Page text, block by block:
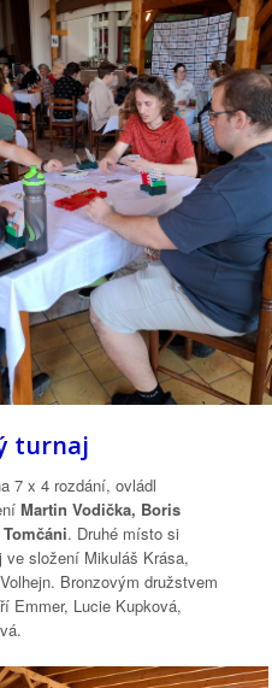
turnaj
7 x 4 rozdání, ovládl
Martin Vodička, Boris
. Druhé místo si
složení Mikuláš Krása,
Bronzovým družstvem
Emmer, Lucie Kupková,